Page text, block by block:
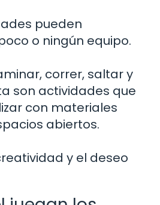
pueden
o ningún equipo.
correr, saltar y
son actividades que
con materiales
abiertos.
y el deseo